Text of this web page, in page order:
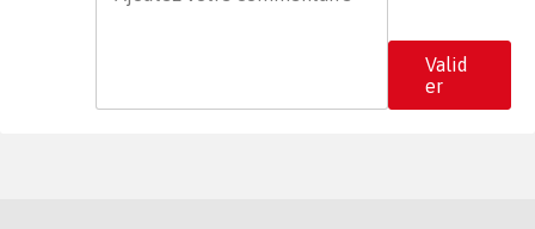
Valid
er